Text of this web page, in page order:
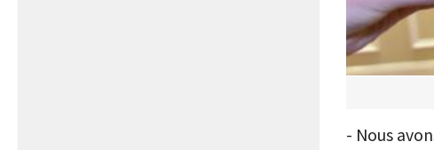
- Nous